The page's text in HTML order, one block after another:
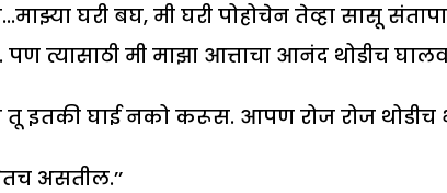
घरी बघ, मी घरी पोहोचेन तेव्हा सासू
त्यासाठी मी माझा आत्ताचा आनंद थोडीच
तू इतकी घाई नको करूस. आपण रोज रोज थोडीच
असतील.’’